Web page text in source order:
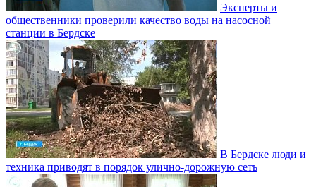
Эксперты и
общественники проверили качество воды на насосной
станции в Бердске
В Бердске люди и
техника приводят в порядок улично‑дорожную сеть